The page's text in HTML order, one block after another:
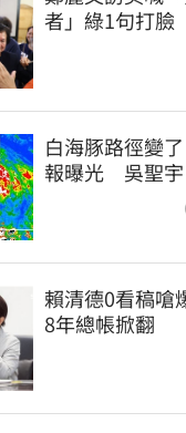
者」綠1句打臉
白海豚路徑變
報曝光 吳聖宇
賴清德0看稿嗆
8年總帳掀翻